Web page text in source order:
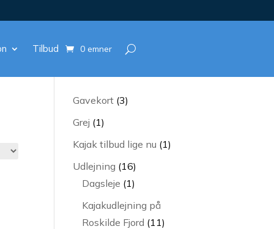
Tilbud 0 emner
Gavekort 33
Grej 11
vare
Kajak tilbud lige nu 11
Udlejning 1616
varer
Dagsleje 11
vare
Kajakudlejning på
Roskilde Fjord 1111